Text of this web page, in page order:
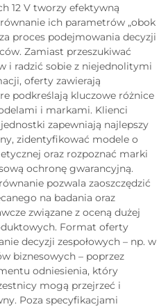
12 V tworzy efektywną
ich parametrów „obok
proces podejmowania decyzji
Zamiast przeszukiwać
i radzić sobie z niejednolitymi
oferty zawierają
podkreślają kluczowe różnice
i markami. Klienci
zapewniają najlepszy
zidentyfikować modele o
oraz rozpoznać marki
ochronę gwarancyjną.
pozwala zaoszczędzić
na badania oraz
związane z oceną dużej
Format oferty
decyzji zespołowych – np. w
biznesowych – poprzez
odniesienia, który
mogą przejrzeć i
Poza specyfikacjami